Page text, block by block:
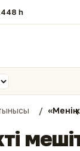
һ.